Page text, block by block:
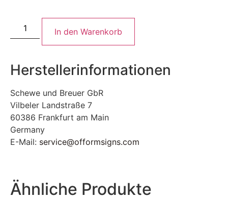
In den Warenkorb
Herstellerinformationen
Schewe und Breuer GbR
Vilbeler Landstraße 7
60386 Frankfurt am Main
Germany
E-Mail: service@offormsigns.com
Ähnliche Produkte